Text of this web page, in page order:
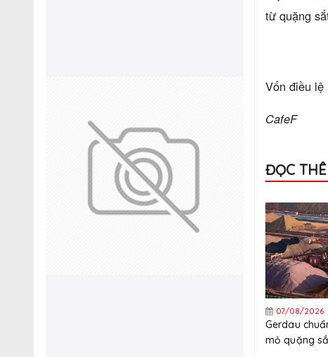
từ quặng
Vốn điều lệ
CafeF
ĐỌC
07/08/2026
Gerdau
mỏ quặng